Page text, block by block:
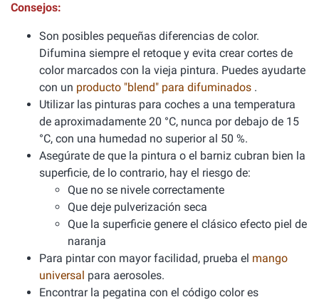
Consejos:
Son posibles pequeñas diferencias de color.
Difumina siempre el retoque y evita crear cortes de
color marcados con la vieja pintura. Puedes ayudarte
con un producto "blend" para difuminados .
Utilizar las pinturas para coches a una temperatura
de aproximadamente 20 °C, nunca por debajo de 15
°C, con una humedad no superior al 50 %.
Asegúrate de que la pintura o el barniz cubran bien la
superficie, de lo contrario, hay el riesgo de:
Que no se nivele correctamente
Que deje pulverización seca
Que la superficie genere el clásico efecto piel de
naranja
Para pintar con mayor facilidad, prueba el mango
universal para aerosoles.
Encontrar la pegatina con el código color es